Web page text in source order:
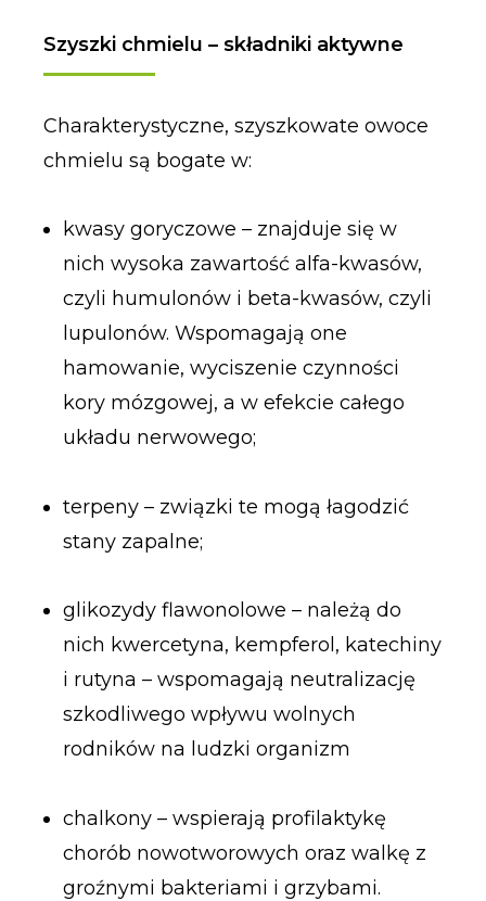
Szyszki chmielu – składniki aktywne
Charakterystyczne, szyszkowate owoce
chmielu są bogate w:
kwasy goryczowe – znajduje się w
nich wysoka zawartość alfa-kwasów,
czyli humulonów i beta-kwasów, czyli
lupulonów. Wspomagają one
hamowanie, wyciszenie czynności
kory mózgowej, a w efekcie całego
układu nerwowego;
terpeny – związki te mogą łagodzić
stany zapalne;
glikozydy flawonolowe – należą do
nich kwercetyna, kempferol, katechiny
i rutyna – wspomagają neutralizację
szkodliwego wpływu wolnych
rodników na ludzki organizm
chalkony – wspierają profilaktykę
chorób nowotworowych oraz walkę z
groźnymi bakteriami i grzybami.